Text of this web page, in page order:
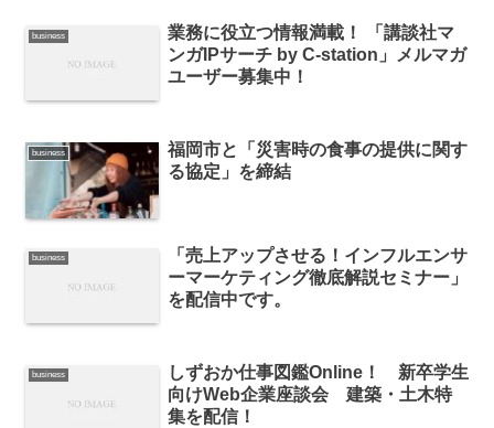
business
業務に役立つ情報満載！ 「講談社マ
ンガIPサーチ by C-station」メルマガ
ユーザー募集中！
business
福岡市と「災害時の食事の提供に関す
る協定」を締結
business
「売上アップさせる！インフルエンサ
ーマーケティング徹底解説セミナー」
を配信中です。
business
しずおか仕事図鑑Online！ 新卒学生
向けWeb企業座談会 建築・土木特
集を配信！